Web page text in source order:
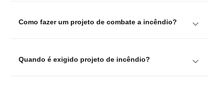
Como fazer um projeto de combate a incêndio?
Quando é exigido projeto de incêndio?